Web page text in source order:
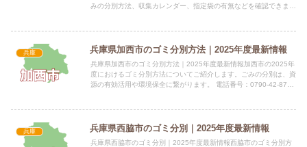
みの分別方法、収集カレンダー、指定袋の有無などを確認できま
兵庫 兵庫県加西市のゴミ分別方法｜2025年度最新情報
兵庫県加西市のゴミ分別方法｜2025年度最新情報加西市の2025年
度におけるゴミ分別方法についてご紹介します。ごみの分別は、資
源の有効活用や環境保全に繋がります。 電話番号：0790-42-8719
兵庫 兵庫県西脇市のゴミ分別｜2025年度最新情報
兵庫県西脇市のゴミ分別｜2025年度最新情報西脇市のゴミ分別方